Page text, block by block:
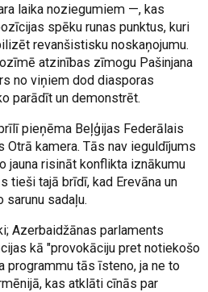
laika noziegumiem —, kas
spēku runas punktus, kuri
revanšistisku noskaņojumu.
atzinības zīmogu Pašinjana
no viņiem dod diasporas
parādīt un demonstrēt.
pieņēma Beļģijas Federālais
Otrā kamera. Tās nav ieguldījums
jauna risināt konflikta iznākumu
tieši tajā brīdī, kad Erevāna un
sarunu sadaļu.
Azerbaidžānas parlaments
kā "provokāciju pret notiekošo
programmu tās īsteno, ja ne to
kas atklāti cīnās par